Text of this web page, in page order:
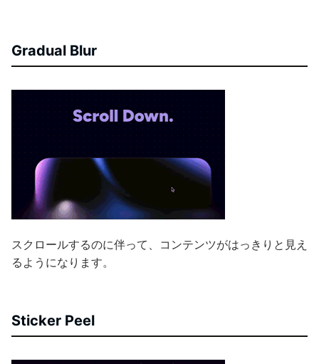
Gradual Blur
スクロールするのに伴って、コンテンツがはっきりと見え
るようになります。
Sticker Peel